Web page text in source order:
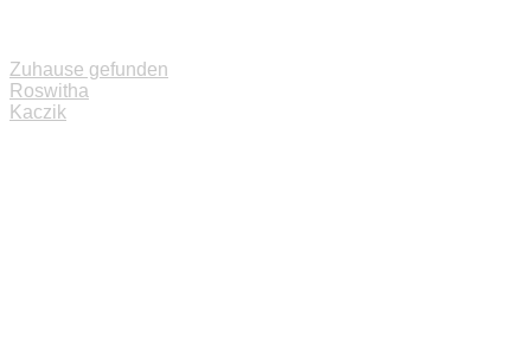
Zuhause gefunden
Beitragsnavigation
Roswitha
Kaczik